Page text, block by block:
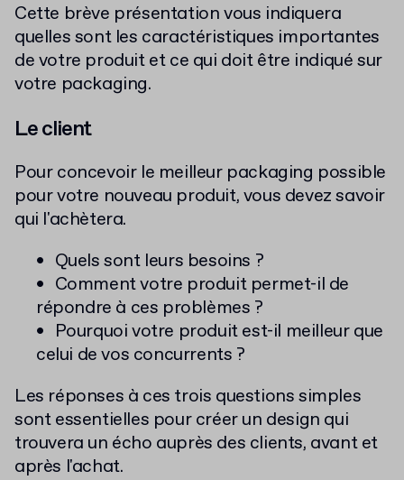
Cette brève présentation vous indiquera
quelles sont les caractéristiques importantes
de votre produit et ce qui doit être indiqué sur
votre packaging.
Le client
Pour concevoir le meilleur packaging possible
pour votre nouveau produit, vous devez savoir
qui l'achètera.
Quels sont leurs besoins ?
Comment votre produit permet-il de
répondre à ces problèmes ?
Pourquoi votre produit est-il meilleur que
celui de vos concurrents ?
Les réponses à ces trois questions simples
sont essentielles pour créer un design qui
trouvera un écho auprès des clients, avant et
après l'achat.